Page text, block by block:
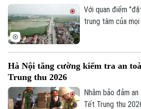
Hà Nội
Chính trị
Xã hội
An ninh trật tự
Hà Nội
Nhịp sống Hà Nội
Người Hà Nội
Khoảnh khắc Hà Nội
Tin tức
Quân sự
Kinh tế
Tin tức
Nhà đất
Với quan điểm
trung tâm của
công "nút thắt"
các đơn vị dồn
khẩn trương hoàn
Hà Nội tăng cường kiểm tra an
Trung thu 2026
Nhằm bảo đảm
Tết Trung thu